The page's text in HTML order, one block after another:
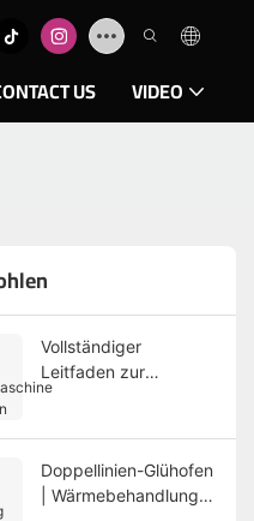
US VIDEO
Vollständiger
Leitfaden zur
Diamantschneidmasch
Doppellinien-Glühofen
| Wärmebehandlung